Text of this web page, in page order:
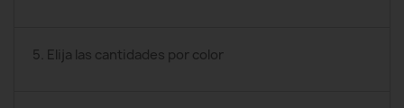
5. Elija las cantidades por color